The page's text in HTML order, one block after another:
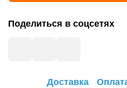
Поделиться в соцсетях
Доставка